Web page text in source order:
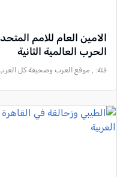
الامين العام للامم
الحرب العالمية الثانية
فئة: , موقع العرب وصحيفة كل العرب - الناصرة,